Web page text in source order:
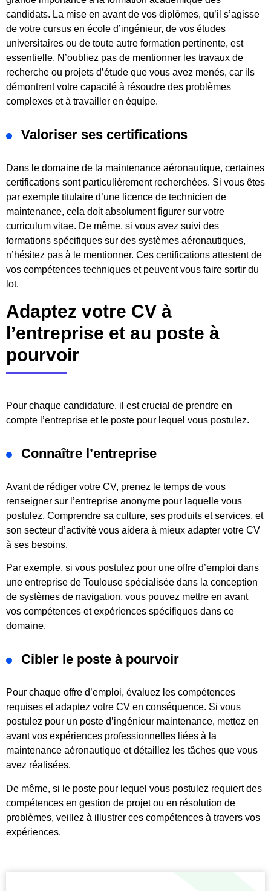
candidats. La mise en avant de vos diplômes, qu’il s’agisse
de votre cursus en école d’ingénieur, de vos études
universitaires ou de toute autre formation pertinente, est
essentielle. N’oubliez pas de mentionner les travaux de
recherche ou projets d’étude que vous avez menés, car ils
démontrent votre capacité à résoudre des problèmes
complexes et à travailler en équipe.
Valoriser ses certifications
Dans le domaine de la maintenance aéronautique, certaines
certifications sont particulièrement recherchées. Si vous êtes
par exemple titulaire d’une licence de technicien de
maintenance, cela doit absolument figurer sur votre
curriculum vitae. De même, si vous avez suivi des
formations spécifiques sur des systèmes aéronautiques,
n’hésitez pas à le mentionner. Ces certifications attestent de
vos compétences techniques et peuvent vous faire sortir du
lot.
Adaptez votre CV à
l’entreprise et au poste à
pourvoir
Pour chaque candidature, il est crucial de prendre en
compte l’entreprise et le poste pour lequel vous postulez.
Connaître l’entreprise
Avant de rédiger votre CV, prenez le temps de vous
renseigner sur l’entreprise anonyme pour laquelle vous
postulez. Comprendre sa culture, ses produits et services, et
son secteur d’activité vous aidera à mieux adapter votre CV
à ses besoins.
Par exemple, si vous postulez pour une offre d’emploi dans
une entreprise de Toulouse spécialisée dans la conception
de systèmes de navigation, vous pouvez mettre en avant
vos compétences et expériences spécifiques dans ce
domaine.
Cibler le poste à pourvoir
Pour chaque offre d’emploi, évaluez les compétences
requises et adaptez votre CV en conséquence. Si vous
postulez pour un poste d’ingénieur maintenance, mettez en
avant vos expériences professionnelles liées à la
maintenance aéronautique et détaillez les tâches que vous
avez réalisées.
De même, si le poste pour lequel vous postulez requiert des
compétences en gestion de projet ou en résolution de
problèmes, veillez à illustrer ces compétences à travers vos
expériences.